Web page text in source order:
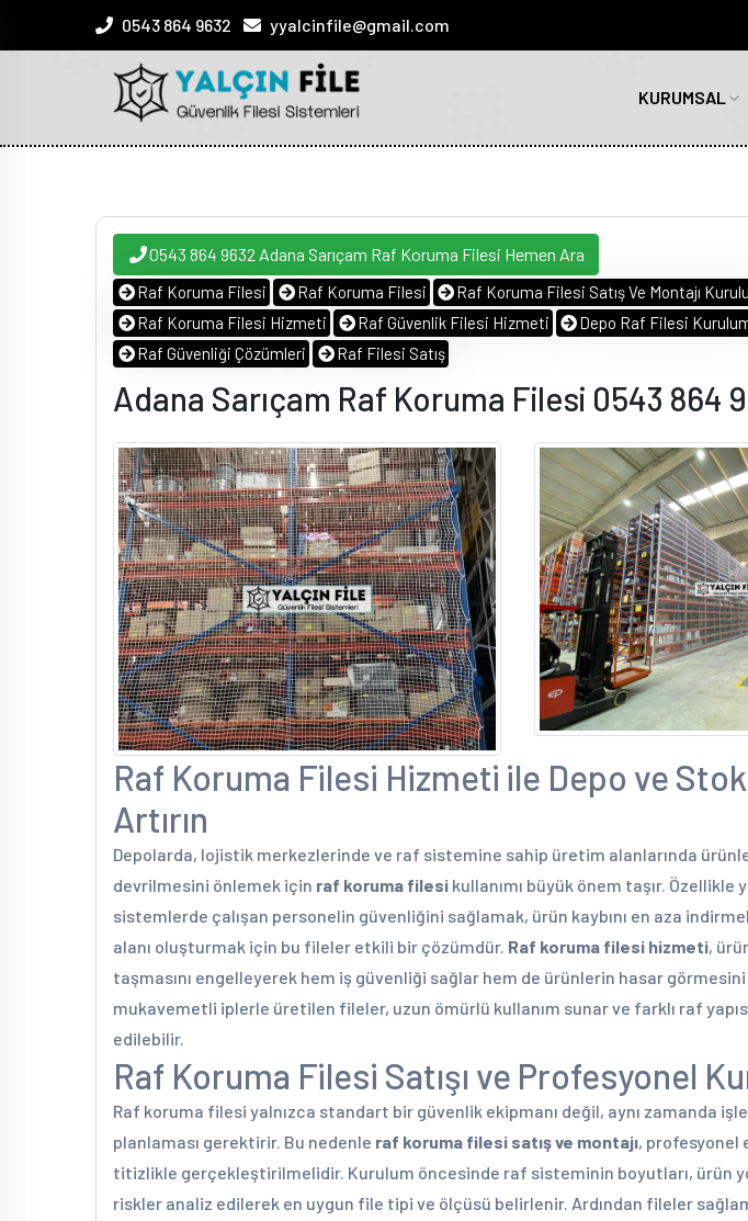
0543 864 9632 yyalcinfile@gmail.com
KURUMSAL
0543 864 9632 Adana Sarıçam Raf Koruma Filesi Hemen Ara
Raf Koruma Filesi Raf Koruma Filesi
Raf Koruma Filesi Satış Ve Montajı
Raf Koruma Filesi Hizmeti
Raf Güvenlik Filesi Hizmeti Depo Raf Filesi
Raf Güvenliği Çözümleri
Raf Filesi Satış
Adana Sarıçam Raf Koruma Filesi 0543 864
Raf Koruma Filesi Hizmeti ile Depo ve
Artırın
Depolarda, lojistik merkezlerinde ve raf sistemine sahip üretim alanlarında
devrilmesini önlemek için raf koruma filesi kullanımı büyük önem taşır. Özellikle
sistemlerde çalışan personelin güvenliğini sağlamak, ürün kaybını en aza
alanı oluşturmak için bu fileler etkili bir çözümdür. Raf koruma filesi hizmeti,
taşmasını engelleyerek hem iş güvenliği sağlar hem de ürünlerin hasar görmesini
mukavemetli iplerle üretilen fileler, uzun ömürlü kullanım sunar ve farklı raf
edilebilir.
Raf Koruma Filesi Satışı ve Profesyonel
Raf koruma filesi yalnızca standart bir güvenlik ekipmanı değil, aynı zamanda
planlaması gerektirir. Bu nedenle raf koruma filesi satış ve montajı, profesyonel
titizlikle gerçekleştirilmelidir. Kurulum öncesinde raf sisteminin boyutları, ürün
riskler analiz edilerek en uygun file tipi ve ölçüsü belirlenir. Ardından fileler